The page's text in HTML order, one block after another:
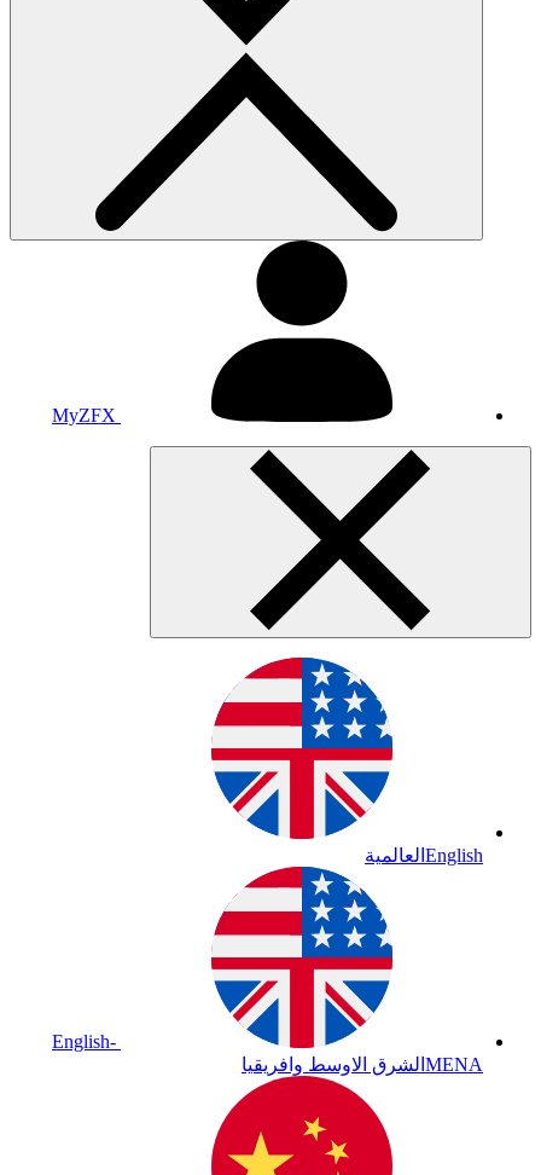
MyZFX
English العالمية
English-
MENA الشرق الاوسط وافريقيا